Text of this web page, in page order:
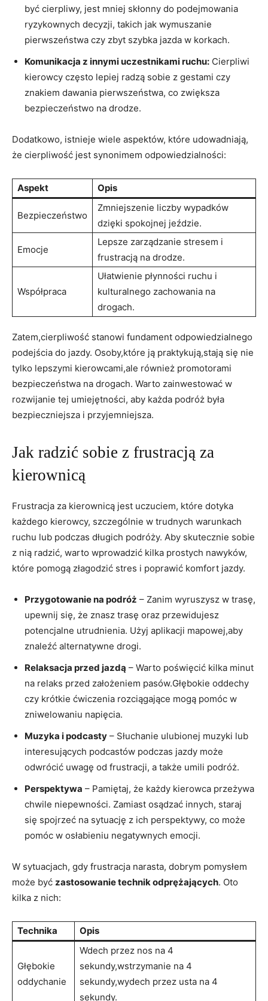
być cierpliwy, jest mniej skłonny do podejmowania
ryzykownych decyzji, takich jak wymuszanie
pierwszeństwa czy zbyt szybka jazda w korkach.
Komunikacja z innymi uczestnikami ruchu: Cierpliwi
kierowcy często lepiej radzą sobie z gestami czy
znakiem dawania pierwszeństwa, co zwiększa
bezpieczeństwo na drodze.
Dodatkowo, istnieje wiele aspektów, które udowadniają,
że cierpliwość jest synonimem odpowiedzialności:
Aspekt Opis
Bezpieczeństwo
Zmniejszenie liczby wypadków
dzięki spokojnej jeździe.
Emocje
Lepsze zarządzanie stresem i
frustracją na drodze.
Współpraca
Ułatwienie płynności ruchu i
kulturalnego zachowania na
drogach.
Zatem,cierpliwość stanowi fundament odpowiedzialnego
podejścia do jazdy. Osoby,które ją praktykują,stają się nie
tylko lepszymi kierowcami,ale również promotorami
bezpieczeństwa na drogach. Warto zainwestować w
rozwijanie tej umiejętności, aby każda podróż była
bezpieczniejsza i przyjemniejsza.
Jak radzić sobie z frustracją za
kierownicą
Frustracja za kierownicą jest uczuciem, które dotyka
każdego kierowcy, szczególnie w trudnych warunkach
ruchu lub podczas długich podróży. Aby skutecznie sobie
z nią radzić, warto wprowadzić kilka prostych nawyków,
które pomogą złagodzić stres i poprawić komfort jazdy.
Przygotowanie na podróż – Zanim wyruszysz w trasę,
upewnij się, że znasz trasę oraz przewidujesz
potencjalne utrudnienia. Użyj aplikacji mapowej,aby
znaleźć alternatywne drogi.
Relaksacja przed jazdą – Warto poświęcić kilka minut
na relaks przed założeniem pasów.Głębokie oddechy
czy krótkie ćwiczenia rozciągające mogą pomóc w
zniwelowaniu napięcia.
Muzyka i podcasty – Słuchanie ulubionej muzyki lub
interesujących podcastów podczas jazdy może
odwrócić uwagę od frustracji, a także umili podróż.
Perspektywa – Pamiętaj, że każdy kierowca przeżywa
chwile niepewności. Zamiast osądzać innych, staraj
się spojrzeć na sytuację z ich perspektywy, co może
pomóc w osłabieniu negatywnych emocji.
W sytuacjach, gdy frustracja narasta, dobrym pomysłem
może być zastosowanie technik odprężających. Oto
kilka z nich:
Technika Opis
Głębokie
oddychanie
Wdech przez nos na 4
sekundy,wstrzymanie na 4
sekundy,wydech przez usta na 4
sekundy.